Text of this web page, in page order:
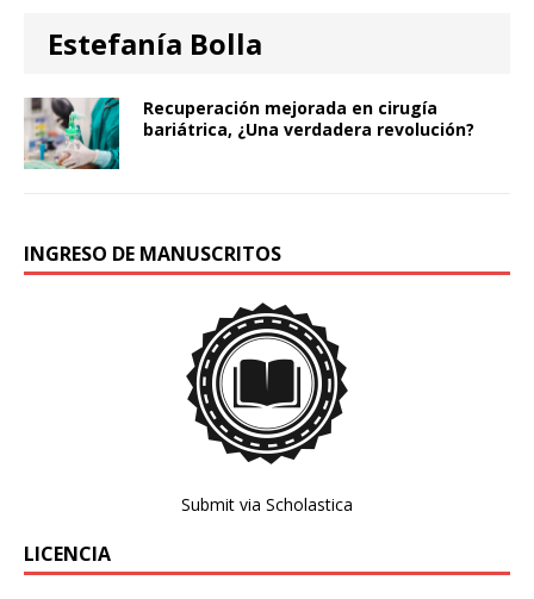
Estefanía Bolla
Recuperación mejorada en cirugía
bariátrica, ¿Una verdadera revolución?
INGRESO DE MANUSCRITOS
Submit via Scholastica
LICENCIA